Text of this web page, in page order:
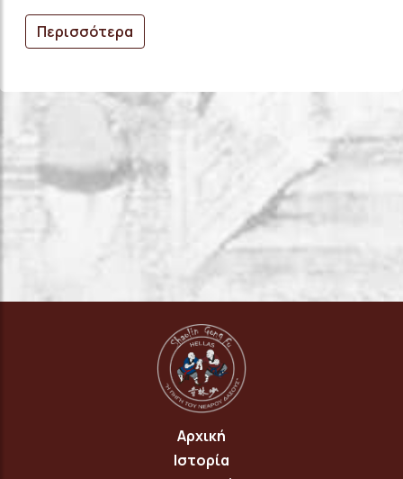
Περισσότερα
Αρχική
Ιστορία